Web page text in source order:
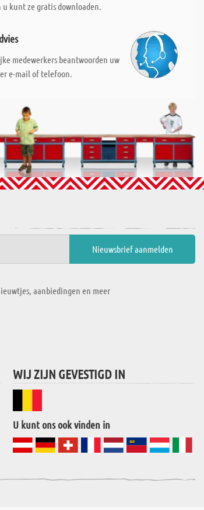
u kunt ze gratis downloaden.
medewerkers beantwoorden uw
e-mail of telefoon.
aanbiedingen en meer
WIJ ZIJN GEVESTIGD IN
U kunt ons ook vinden in